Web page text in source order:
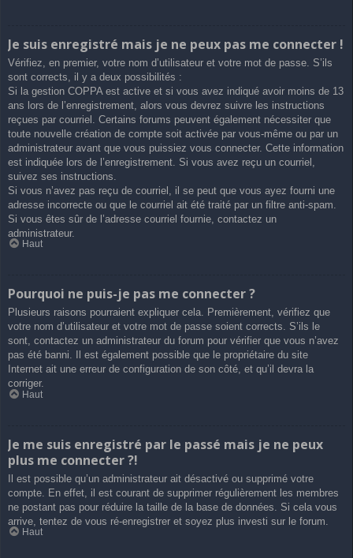
Je suis enregistré mais je ne peux pas me connecter !
Vérifiez, en premier, votre nom d’utilisateur et votre mot de passe. S’ils
sont corrects, il y a deux possibilités :
Si la gestion COPPA est active et si vous avez indiqué avoir moins de 13
ans lors de l’enregistrement, alors vous devrez suivre les instructions
reçues par courriel. Certains forums peuvent également nécessiter que
toute nouvelle création de compte soit activée par vous-même ou par un
administrateur avant que vous puissiez vous connecter. Cette information
est indiquée lors de l’enregistrement. Si vous avez reçu un courriel,
suivez ses instructions.
Si vous n’avez pas reçu de courriel, il se peut que vous ayez fourni une
adresse incorrecte ou que le courriel ait été traité par un filtre anti-spam.
Si vous êtes sûr de l’adresse courriel fournie, contactez un
administrateur.
Haut
Pourquoi ne puis-je pas me connecter ?
Plusieurs raisons pourraient expliquer cela. Premièrement, vérifiez que
votre nom d’utilisateur et votre mot de passe soient corrects. S’ils le
sont, contactez un administrateur du forum pour vérifier que vous n’avez
pas été banni. Il est également possible que le propriétaire du site
Internet ait une erreur de configuration de son côté, et qu’il devra la
corriger.
Haut
Je me suis enregistré par le passé mais je ne peux
plus me connecter ?!
Il est possible qu’un administrateur ait désactivé ou supprimé votre
compte. En effet, il est courant de supprimer régulièrement les membres
ne postant pas pour réduire la taille de la base de données. Si cela vous
arrive, tentez de vous ré-enregistrer et soyez plus investi sur le forum.
Haut